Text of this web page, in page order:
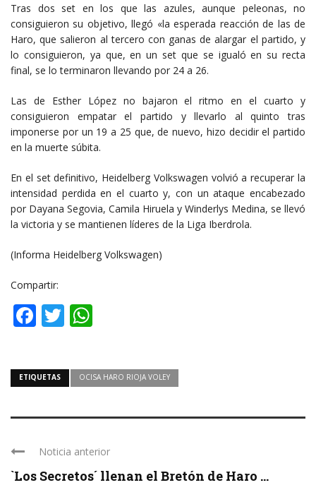
Tras dos set en los que las azules, aunque peleonas, no
consiguieron su objetivo, llegó «la esperada reacción de las de
Haro, que salieron al tercero con ganas de alargar el partido, y
lo consiguieron, ya que, en un set que se igualó en su recta
final, se lo terminaron llevando por 24 a 26.
Las de Esther López no bajaron el ritmo en el cuarto y
consiguieron empatar el partido y llevarlo al quinto tras
imponerse por un 19 a 25 que, de nuevo, hizo decidir el partido
en la muerte súbita.
En el set definitivo, Heidelberg Volkswagen volvió a recuperar la
intensidad perdida en el cuarto y, con un ataque encabezado
por Dayana Segovia, Camila Hiruela y Winderlys Medina, se llevó
la victoria y se mantienen líderes de la Liga Iberdrola.
(Informa Heidelberg Volkswagen)
Compartir:
Facebook
Twitter
ETIQUETAS OCISA HARO RIOJA VOLEY
Noticia anterior
`Los Secretos´ llenan el Bretón de Haro ...